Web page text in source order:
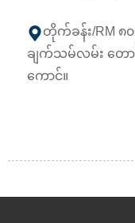
တိုက်ခန်း/RM ၈
ချက်သမ်လမ်း တေ
ကောင်။